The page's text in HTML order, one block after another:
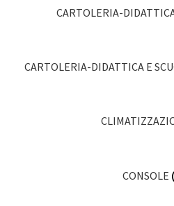
CARTOLERIA-
CARTOLERIA-DIDATTICA E
CONSOLE